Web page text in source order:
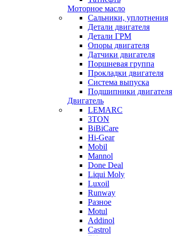
Моторное масло
Сальники, уплотнения
Детали двигателя
Детали ГРМ
Опоры двигателя
Датчики двигателя
Поршневая группа
Прокладки двигателя
Система выпуска
Подшипники двигателя
Двигатель
LEMARC
3TON
BiBiCare
Hi-Gear
Mobil
Mannol
Done Deal
Liqui Moly
Luxoil
Runway
Разное
Motul
Addinol
Castrol